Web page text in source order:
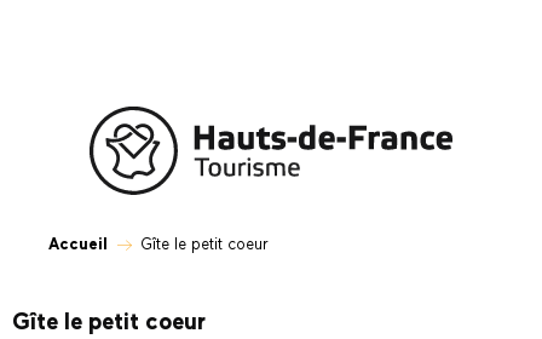
Accueil Gîte le petit coeur
Gîte le petit coeur